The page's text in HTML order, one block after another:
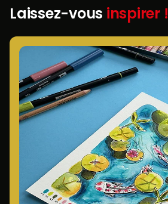
Laissez-vous inspirer !